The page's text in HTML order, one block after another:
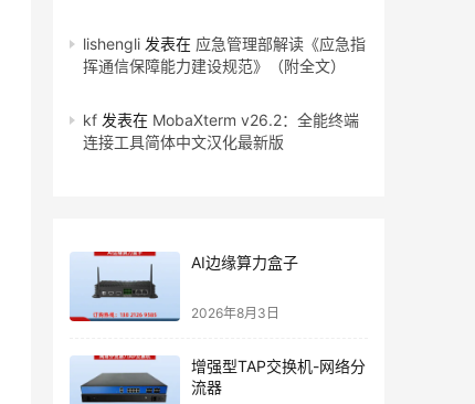
lishengli 发表在 应急管理部解读《应急指
挥通信保障能力建设规范》（附全文）
kf 发表在 MobaXterm v26.2：全能终端
连接工具简体中文汉化最新版
AI边缘算力盒子
2026年8月3日
增强型TAP交换机-网络分
流器